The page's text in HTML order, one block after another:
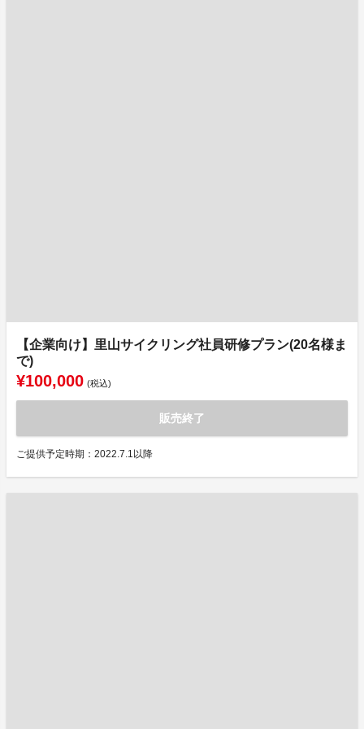
【企業向け】里山サイクリング社員研修プラン(20名様ま
で)
¥100,000 (税込)
販売終了
ご提供予定時期：2022.7.1以降